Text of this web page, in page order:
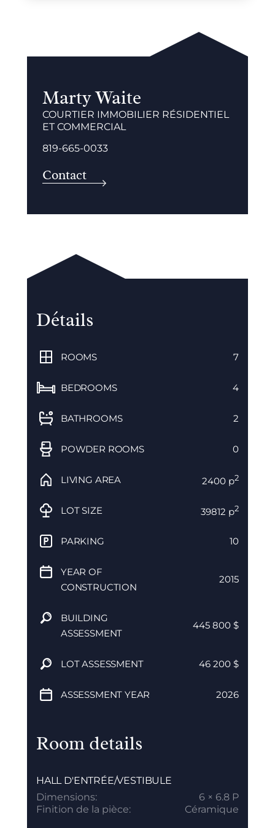
Détails
ROOMS 7
BEDROOMS 4
BATHROOMS 2
POWDER ROOMS 0
LIVING AREA 2400 p2
LOT SIZE 39812 p2
PARKING 10
YEAR OF
CONSTRUCTION
2015
BUILDING
ASSESSMENT
445 800 $
LOT ASSESSMENT 46 200 $
ASSESSMENT YEAR 2026
Room details
HALL D'ENTRÉE/VESTIBULE
Dimensions:
6 × 6.8 P
Finition de la pièce:
Céramique
Marty Waite
COURTIER IMMOBILIER RÉSIDENTIEL
ET COMMERCIAL
819-665-0033
Contact